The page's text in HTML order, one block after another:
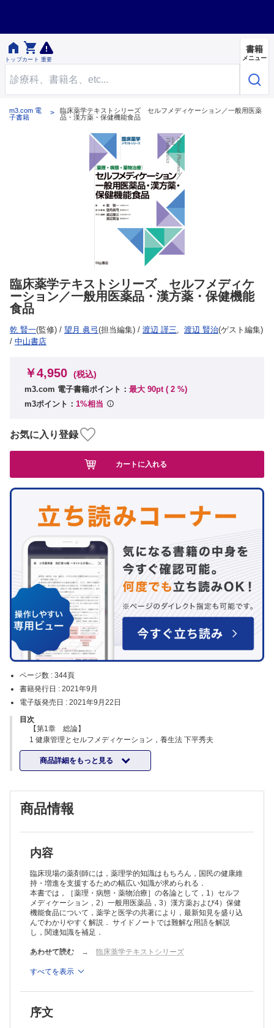

トップ

カート 重要
書籍
メニュー
m3.com 電
子書籍
臨床薬学テキストシリーズ セルフメディケーション／一般用医薬
品・漢方薬・保健機能食品
臨床薬学テキストシリーズ セルフメディケ
ーション／一般用医薬品・漢方薬・保健機能
食品
乾 賢一(監修) / 望月 眞弓(担当編集) / 渡辺 謹三, 渡辺 賢治(ゲスト編集)
/ 中山書店
ページ数 : 344頁
書籍発行日 : 2021年9月
電子版発売日 : 2021年9月22日
目次
【第1章 総論】
1 健康管理とセルフメディケーション，養生法 下平秀夫
1 健康とは
2 生活者が自ら行う健康管理（適正な養生法とは）
3 セルフメディケーションとは
2 セルフメディケーションの支援と「健康サポート薬局」
3 改正薬機法と「地域連携薬局」
6 災害時医療とOTC薬
【第2章 OTC薬の販売制度と特徴】
1 OTC薬の販売制度 小田武秀
1 OTC薬販売制度の歴史と医薬品区分
2 要指導医薬品と一般用医薬品の区分
3 OTC薬の取り扱いと販売方法
4 OTC薬の製造販売業者，製造業者と販売業者
Mini Lecture 医薬部外品 小田武秀
2 OTC薬の特徴 青森 達
1）OTC薬と医療用医薬品
2 OTC薬販売時の確認事項と情報提供
1 OTC薬の成分
2 OTC薬の剤形
3 OTC薬のパッケージ
商品詳細をもっと見る
￥4,950 (税込)
m3.com 電子書籍ポイント： 最大 90pt ( 2 %)
m3ポイント： 1%相当
お気に入り登録
カートに入れる
商品情報
内容
臨床現場の薬剤師には，薬理学的知識はもちろん，国民の健康維
持・増進を支援するための幅広い知識が求められる．
本書では，［薬理・病態・薬物治療］の各論として，1）セルフ
メディケーション，2）一般用医薬品，3）漢方薬および4）保健
機能食品について，薬学と医学の共著により，最新知見を盛り込
んでわかりやすく解説． サイドノートでは難解な用語を解説
し，関連知識を補足．
あわせて読む → 臨床薬学テキストシリーズ
※本製品はPCでの閲覧も可能です。
境で閲覧可能なPDF版をご覧いただけます。詳細はこちらでご確
推奨ブラウザ： Firefox 最新版 / Google Chrome 最新版 / Safari
最新版
すべてを表示
序文